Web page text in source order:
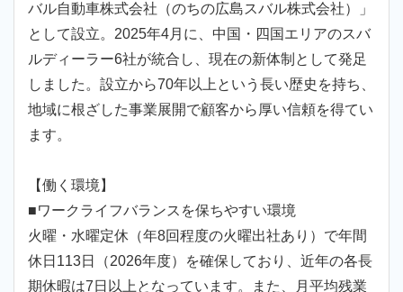
バル自動車株式会社（のちの広島スバル株式会社）」
として設立。2025年4月に、中国・四国エリアのスバ
ルディーラー6社が統合し、現在の新体制として発足
しました。設立から70年以上という長い歴史を持ち、
地域に根ざした事業展開で顧客から厚い信頼を得てい
ます。
【働く環境】
■ワークライフバランスを保ちやすい環境
火曜・水曜定休（年8回程度の火曜出社あり）で年間
休日113日（2026年度）を確保しており、近年の各長
期休暇は7日以上となっています。また、月平均残業